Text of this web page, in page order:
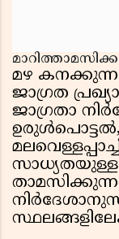
മഴ
ജാഗ്രത
ജാഗ്രതാ
ഉരുൾപൊട്ടൽ,
സാധ്യതയുള്ള